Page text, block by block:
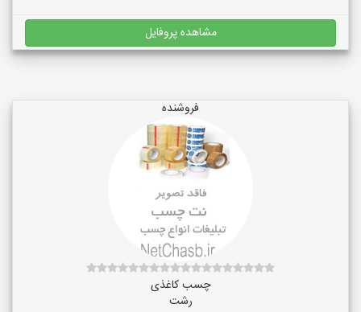
مشاهده پروفایل
فروشنده
چسب کاغذی
رشت